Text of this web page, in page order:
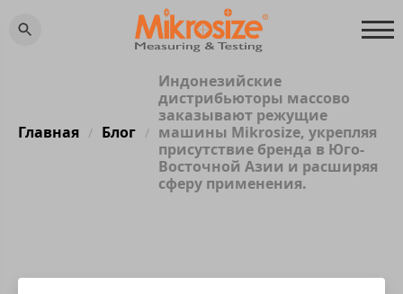
Главная / Блог /
Индонезийские
дистрибьюторы массово
заказывают режущие
машины Mikrosize, укрепляя
присутствие бренда в Юго-
Восточной Азии и расширяя
сферу применения.